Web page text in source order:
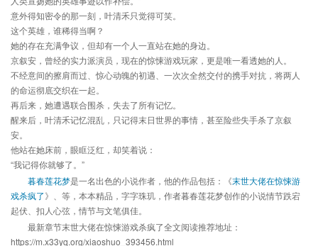
意外得知密令的那一刻，叶清禾只觉得可笑。
这个英雄，谁稀得当啊？
她的存在充满争议，但却有一个人一直站在她的身边。
京叙安，曾经的实力派演员，现在的惊悚游戏玩家，更是唯一看透她的人。
不经意间的擦肩而过、惊心动魄的初遇、一次次全然交付的携手对抗，将两人
的命运彻底交织在一起。
再后来，她遭遇联合围杀，失去了所有记忆。
醒来后，叶清禾记忆混乱，只记得末日世界的事情，甚至险些失手杀了京叙
安。
他站在她床前，眼眶泛红，却笑着说：
“我记得你就够了。”
暮春莲花梦是一名出色的小说作者，他的作品包括：《末世大佬在惊悚游
戏杀疯了》、等，本本精品，字字珠玑，作者暮春莲花梦创作的小说情节跌宕
起伏、扣人心弦，情节与文笔俱佳。
最新章节末世大佬在惊悚游戏杀疯了全文阅读推荐地址：
https://m.x33yq.org/xiaoshuo_393456.html